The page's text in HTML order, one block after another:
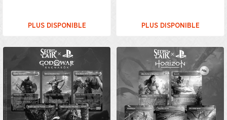
PLUS DISPONIBLE PLUS DISPONIBLE